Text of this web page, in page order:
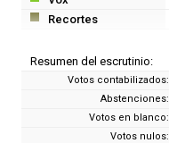
Recortes
Resumen del escrutinio:
Votos contabilizados:
Abstenciones:
Votos en blanco:
Votos nulos: